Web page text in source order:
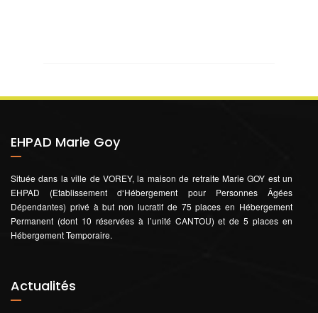
EHPAD Marie Goy
Située dans la ville de VOREY, la maison de retraite Marie GOY est un
EHPAD (Etablissement d‘Hébergement pour Personnes Âgées
Dépendantes) privé à but non lucratif de 75 places en Hébergement
Permanent (dont 10 réservées à l’unité CANTOU) et de 5 places en
Hébergement Temporaire.
Actualités